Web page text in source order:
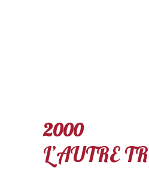
2000
L’AUTRE